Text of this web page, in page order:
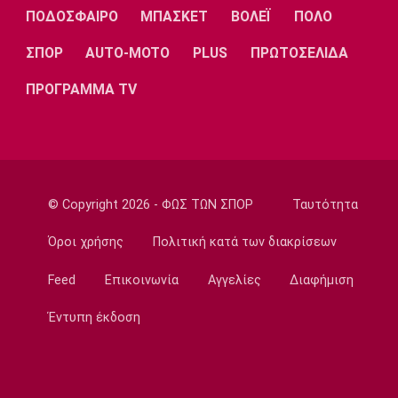
Ποδόσφαιρο - Διεθνή
22:20
Super League 1
Κούβελος σε αδελφές Αλεξανδρή: «Μας
21:50
Super League 2
21:35
ΠΟΔΟΣΦΑΙΡΟ ΜΠΑΣΚΕΤ ΒΟΛΕΪ ΠΟΛΟ
ΣΠΟΡ AUTO-MOTO PLUS ΠΡΩΤΟΣΕΛΙΔΑ
ΠΡΟΓΡΑΜΜΑ TV
© Copyright 2026 - ΦΩΣ ΤΩΝ ΣΠΟΡ Ταυτότητα
Όροι χρήσης Πολιτική κατά των διακρίσεων
Feed Επικοινωνία Αγγελίες Διαφήμιση
Έντυπη έκδοση